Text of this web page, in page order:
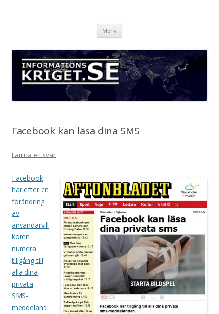
Meny
Facebook kan läsa dina SMS
Lämna ett svar
Facebook
har efter en
förändring
av
användarvill
koren
numera
tillgång till
alla dina
privata
SMS-
meddeland